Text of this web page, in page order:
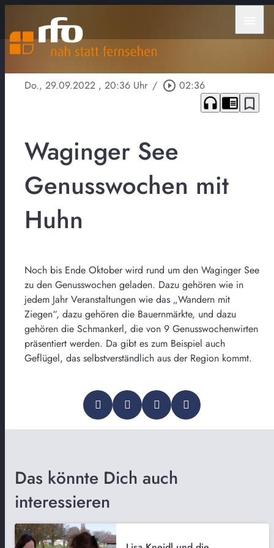
Do., 29.09.2022 , 20:36 Uhr / play_circle_outline 02:36
headphones chrome_reader_mode bookmark_border
Waginger See
Genusswochen mit
Huhn
Noch bis Ende Oktober wird rund um den Waginger See
zu den Genusswochen geladen. Dazu gehören wie in
jedem Jahr Veranstaltungen wie das „Wandern mit
Ziegen“, dazu gehören die Bauernmärkte, und dazu
gehören die Schmankerl, die von 9 Genusswochenwirten
präsentiert werden. Da gibt es zum Beispiel auch
Geflügel, das selbstverständlich aus der Region kommt.
Das könnte Dich auch
interessieren